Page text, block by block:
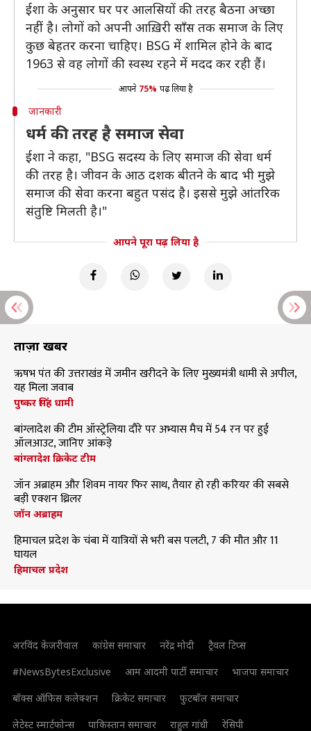
ईशा के अनुसार घर पर आलसियों की तरह बैठना अच्छा
नहीं है। लोगों को अपनी आख़िरी साँस तक समाज के लिए
कुछ बेहतर करना चाहिए। BSG में शामिल होने के बाद
1963 से वह लोगों की स्वस्थ रहने में मदद कर रही हैं।
आपने 75% पढ़ लिया है
जानकारी
धर्म की तरह है समाज सेवा
ईशा ने कहा, "BSG सदस्य के लिए समाज की सेवा धर्म
की तरह है। जीवन के आठ दशक बीतने के बाद भी मुझे
समाज की सेवा करना बहुत पसंद है। इससे मुझे आंतरिक
संतुष्टि मिलती है।"
आपने पूरा पढ़ लिया है
ताज़ा खबरें
ऋषभ पंत की उत्तराखंड में जमीन खरीदने के लिए मुख्यमंत्री धामी से अपील,
यह मिला जवाब
पुष्कर सिंह धामी
बांग्लादेश की टीम ऑस्ट्रेलिया दौरे पर अभ्यास मैच में 54 रन पर हुई
ऑलआउट, जानिए आंकड़े
बांग्लादेश क्रिकेट टीम
जॉन अब्राहम और शिवम नायर फिर साथ, तैयार हो रही करियर की सबसे
बड़ी एक्शन थ्रिलर
जॉन अब्राहम
हिमाचल प्रदेश के चंबा में यात्रियों से भरी बस पलटी, 7 की मौत और 11
घायल
हिमाचल प्रदेश
अरविंद केजरीवाल कांग्रेस समाचार नरेंद्र मोदी
ट्रैवल टिप्स
#NewsBytesExclusive
आम आदमी पार्टी समाचार
भाजपा समाचार
बॉक्स ऑफिस कलेक्शन
क्रिकेट समाचार
फुटबॉल समाचार
लेटेस्ट स्मार्टफोन्स
पाकिस्तान समाचार राहुल गांधी रेसिपी